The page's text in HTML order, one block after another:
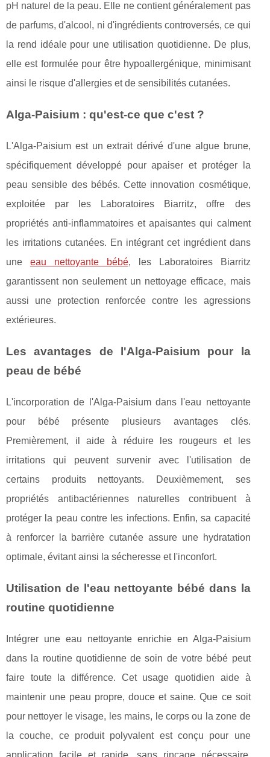
pH naturel de la peau. Elle ne contient généralement pas
de parfums, d'alcool, ni d'ingrédients controversés, ce qui
la rend idéale pour une utilisation quotidienne. De plus,
elle est formulée pour être hypoallergénique, minimisant
ainsi le risque d'allergies et de sensibilités cutanées.
Alga-Paisium : qu'est-ce que c'est ?
L'Alga-Paisium est un extrait dérivé d'une algue brune,
spécifiquement développé pour apaiser et protéger la
peau sensible des bébés. Cette innovation cosmétique,
exploitée par les Laboratoires Biarritz, offre des
propriétés anti-inflammatoires et apaisantes qui calment
les irritations cutanées. En intégrant cet ingrédient dans
une eau nettoyante bébé, les Laboratoires Biarritz
garantissent non seulement un nettoyage efficace, mais
aussi une protection renforcée contre les agressions
extérieures.
Les avantages de l'Alga-Paisium pour la
peau de bébé
L'incorporation de l'Alga-Paisium dans l'eau nettoyante
pour bébé présente plusieurs avantages clés.
Premièrement, il aide à réduire les rougeurs et les
irritations qui peuvent survenir avec l'utilisation de
certains produits nettoyants. Deuxièmement, ses
propriétés antibactériennes naturelles contribuent à
protéger la peau contre les infections. Enfin, sa capacité
à renforcer la barrière cutanée assure une hydratation
optimale, évitant ainsi la sécheresse et l'inconfort.
Utilisation de l'eau nettoyante bébé dans la
routine quotidienne
Intégrer une eau nettoyante enrichie en Alga-Paisium
dans la routine quotidienne de soin de votre bébé peut
faire toute la différence. Cet usage quotidien aide à
maintenir une peau propre, douce et saine. Que ce soit
pour nettoyer le visage, les mains, le corps ou la zone de
la couche, ce produit polyvalent est conçu pour une